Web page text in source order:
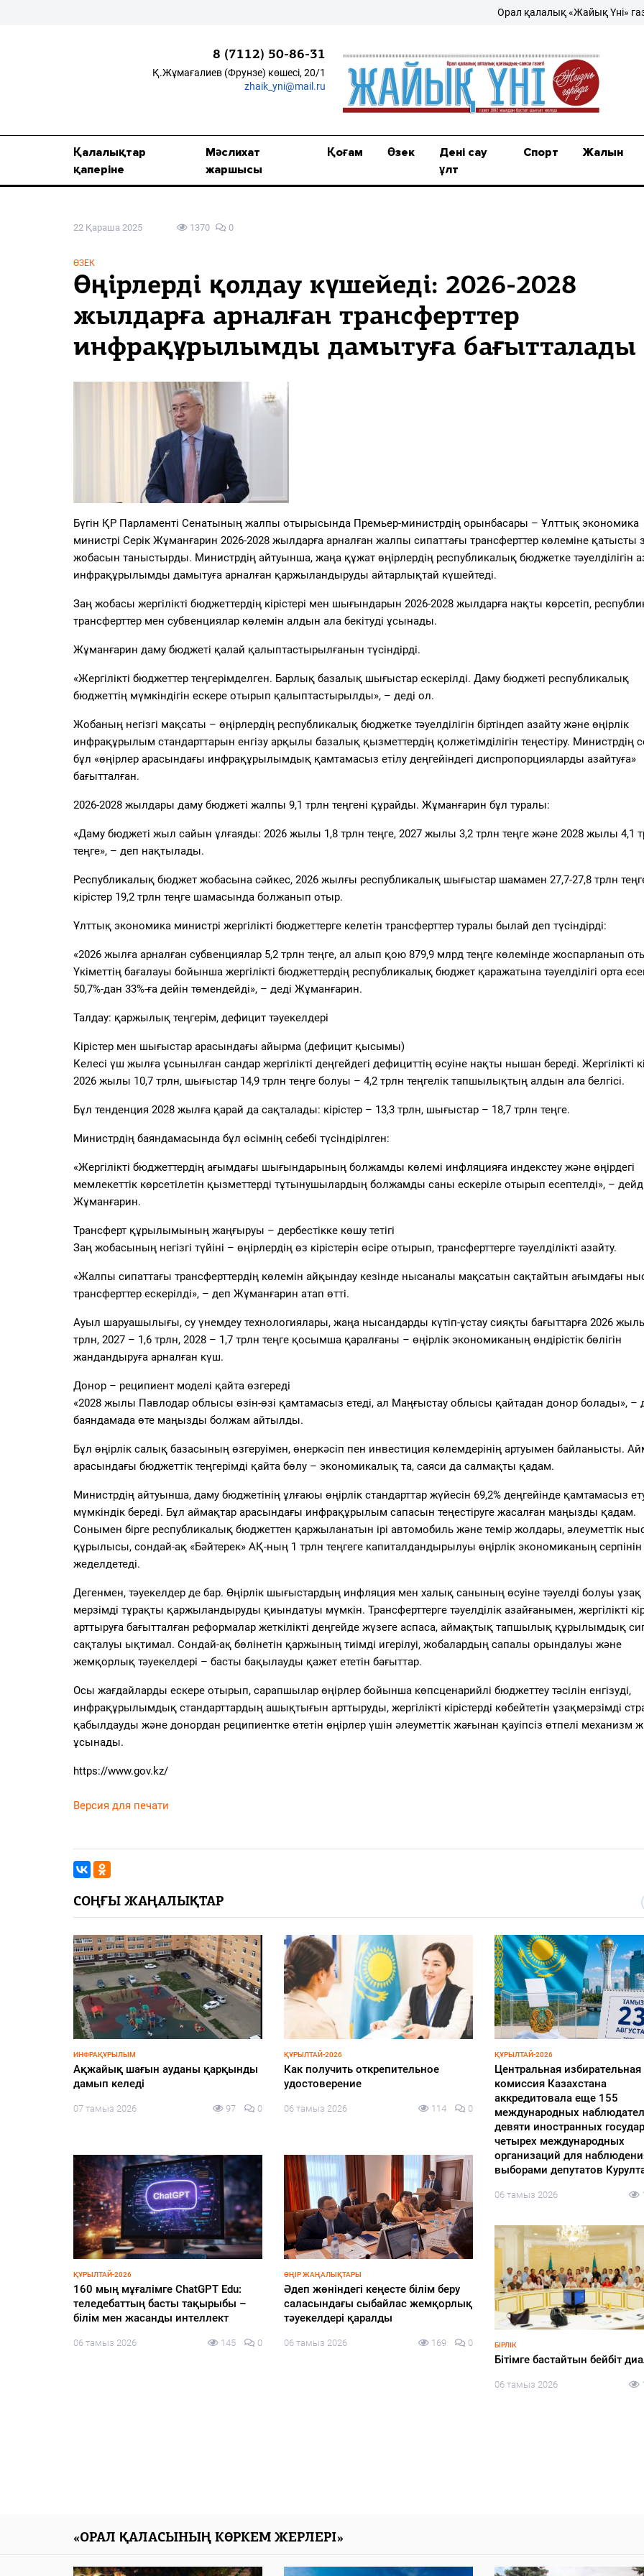
Мәслихат жаршысы
Дені сау ұлт
«Жайық үні» — 33 жыл
Орал қалалық «Жайық Үні» газеті –
8 (7112) 50-86-31
Қ.Жұмағалиев (Фрунзе) көшесі, 20/1
zhaik_yni@mail.ru
Қалалықтар
қаперіне
Мәслихат
жаршысы
Қоғам Өзек
Дені сау
ұлт
Спорт Жалын
22 Қараша 2025 1370 0
ӨЗЕК
Өңірлерді қолдау күшейеді: 2026-2028
жылдарға арналған трансферттер
инфрақұрылымды дамытуға бағытталады
Бүгін ҚР Парламенті Сенатының жалпы отырысында Премьер-министрдің орынбасары – Ұлттық экономика
министрі Серік Жұманғарин 2026-2028 жылдарға арналған жалпы сипаттағы трансферттер көлеміне қатысты
жобасын таныстырды. Министрдің айтуынша, жаңа құжат өңірлердің республикалық бюджетке тәуелділігін
инфрақұрылымды дамытуға арналған қаржыландыруды айтарлықтай күшейтеді.
Заң жобасы жергілікті бюджеттердің кірістері мен шығындарын 2026-2028 жылдарға нақты көрсетіп,
трансферттер мен субвенциялар көлемін алдын ала бекітуді ұсынады.
Жұманғарин даму бюджеті қалай қалыптастырылғанын түсіндірді.
«Жергілікті бюджеттер теңгерімделген. Барлық базалық шығыстар ескерілді. Даму бюджеті республикалық
бюджеттің мүмкіндігін ескере отырып қалыптастырылды», – деді ол.
Жобаның негізгі мақсаты – өңірлердің республикалық бюджетке тәуелділігін біртіндеп азайту және өңірлік
инфрақұрылым стандарттарын енгізу арқылы базалық қызметтердің қолжетімділігін теңестіру. Министрдің
бұл «өңірлер арасындағы инфрақұрылымдық қамтамасыз етілу деңгейіндегі диспропорцияларды азайтуға»
бағытталған.
2026-2028 жылдары даму бюджеті жалпы 9,1 трлн теңгені құрайды. Жұманғарин бұл туралы:
«Даму бюджеті жыл сайын ұлғаяды: 2026 жылы 1,8 трлн теңге, 2027 жылы 3,2 трлн теңге және 2028 жылы 4,1
теңге», – деп нақтылады.
Республикалық бюджет жобасына сәйкес, 2026 жылғы республикалық шығыстар шамамен 27,7-27,8 трлн
кірістер 19,2 трлн теңге шамасында болжанып отыр.
Ұлттық экономика министрі жергілікті бюджеттерге келетін трансферттер туралы былай деп түсіндірді:
«2026 жылға арналған субвенциялар 5,2 трлн теңге, ал алып қою 879,9 млрд теңге көлемінде жоспарланып
Үкіметтің бағалауы бойынша жергілікті бюджеттердің республикалық бюджет қаражатына тәуелділігі орта
50,7%-дан 33%-ға дейін төмендейді», – деді Жұманғарин.
Талдау: қаржылық теңгерім, дефицит тәуекелдері
Кірістер мен шығыстар арасындағы айырма (дефицит қысымы)
Келесі үш жылға ұсынылған сандар жергілікті деңгейдегі дефициттің өсуіне нақты нышан береді. Жергілікті
2026 жылы 10,7 трлн, шығыстар 14,9 трлн теңге болуы – 4,2 трлн теңгелік тапшылықтың алдын ала белгісі.
Бұл тенденция 2028 жылға қарай да сақталады: кірістер – 13,3 трлн, шығыстар – 18,7 трлн теңге.
Министрдің баяндамасында бұл өсімнің себебі түсіндірілген:
«Жергілікті бюджеттердің ағымдағы шығындарының болжамды көлемі инфляцияға индекстеу және өңірдегі
мемлекеттік көрсетілетін қызметтерді тұтынушылардың болжамды саны ескеріле отырып есептелді», –
Жұманғарин.
Трансферт құрылымының жаңғыруы – дербестікке көшу тетігі
Заң жобасының негізгі түйіні – өңірлердің өз кірістерін өсіре отырып, трансферттерге тәуелділікті азайту.
«Жалпы сипаттағы трансферттердің көлемін айқындау кезінде нысаналы мақсатын сақтайтын ағымдағы
трансферттер ескерілді», – деп Жұманғарин атап өтті.
Ауыл шаруашылығы, су үнемдеу технологиялары, жаңа нысандарды күтіп-ұстау сияқты бағыттарға 2026
трлн, 2027 – 1,6 трлн, 2028 – 1,7 трлн теңге қосымша қаралғаны – өңірлік экономиканың өндірістік бөлігін
жандандыруға арналған күш.
Донор – реципиент моделі қайта өзгереді
«2028 жылы Павлодар облысы өзін-өзі қамтамасыз етеді, ал Маңғыстау облысы қайтадан донор болады», –
баяндамада өте маңызды болжам айтылды.
Бұл өңірлік салық базасының өзгеруімен, өнеркәсіп пен инвестиция көлемдерінің артуымен байланысты.
арасындағы бюджеттік теңгерімді қайта бөлу – экономикалық та, саяси да салмақты қадам.
Министрдің айтуынша, даму бюджетінің ұлғаюы өңірлік стандарттар жүйесін 69,2% деңгейінде қамтамасыз
мүмкіндік береді. Бұл аймақтар арасындағы инфрақұрылым сапасын теңестіруге жасалған маңызды қадам.
Сонымен бірге республикалық бюджеттен қаржыланатын ірі автомобиль және темір жолдары, әлеуметтік
құрылысы, сондай-ақ «Бәйтерек» АҚ-ның 1 трлн теңгеге капиталдандырылуы өңірлік экономиканың серпінін
жеделдетеді.
Дегенмен, тәуекелдер де бар. Өңірлік шығыстардың инфляция мен халық санының өсуіне тәуелді болуы ұзақ
мерзімді тұрақты қаржыландыруды қиындатуы мүмкін. Трансферттерге тәуелділік азайғанымен, жергілікті
арттыруға бағытталған реформалар жеткілікті деңгейде жүзеге аспаса, аймақтық тапшылық құрылымдық
сақталуы ықтимал. Сондай-ақ бөлінетін қаржының тиімді игерілуі, жобалардың сапалы орындалуы және
жемқорлық тәуекелдері – басты бақылауды қажет ететін бағыттар.
Осы жағдайларды ескере отырып, сарапшылар өңірлер бойынша көпсценарийлі бюджеттеу тәсілін енгізуді,
инфрақұрылымдық стандарттардың ашықтығын арттыруды, жергілікті кірістерді көбейтетін ұзақмерзімді
қабылдауды және донордан реципиентке өтетін өңірлер үшін әлеуметтік жағынан қауіпсіз өтпелі механизм
ұсынады.
https://www.gov.kz/
Версия для печати
СОҢҒЫ ЖАҢАЛЫҚТАР
ҚАЛАЛЫҚТАР ҚАПЕРІНЕ
Абаттандыру жобаларының сапасы
мен мерзімі бақылауда
06 тамыз 2026 135 0
ЭКОНОМИКА
БҚО шаруалары заманауи суару
жүйелеріне көшуде
СПОРТ
Азия чемпионына құрмет
көрсетілді
05 тамыз 2026 166 0
ҚҰРЫЛТАЙ-2026
Экология, өндіріс және медицина:
партиялардың сайлау науқанында
көтерген басты тақырыбы қандай?
05 тамыз 2026 143
БЕЗ РУБРИКИ
Теректі ауданында «Адал
адал табыс» атты
акция өтті
05 тамыз 2026
ҒЫЛЫМ
«АЭС: Инвестиция
05 тамыз 2026
«ОРАЛ ҚАЛАСЫНЫҢ КӨРКЕМ ЖЕРЛЕРІ»